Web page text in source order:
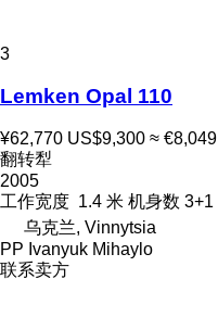
3
Lemken Opal 110
¥62,770 US$9,300 ≈ €8,049
翻转犁
2005
工作宽度 1.4 米 机身数 3+1
乌克兰, Vinnytsia
PP Ivanyuk Mihaylo
联系卖方